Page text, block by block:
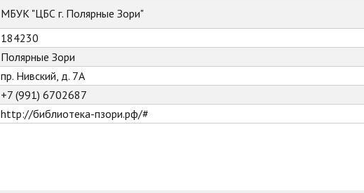
МБУК "ЦБС г. Полярные Зори"
184230
Полярные Зори
пр. Нивский, д. 7А
+7 (991) 6702687
http://библиотека-пзори.рф/#